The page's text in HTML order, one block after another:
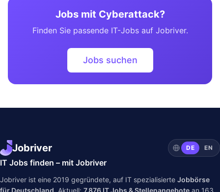
Jobs mit Cyberattack?
Finden Sie passende IT-Jobs auf Jobriver.
Jobs suchen
Jobriver DE EN
IT Jobs finden – mit Jobriver
Jobriver ist eine 2019 gegründete, auf IT spezialisierte Jobbörse
für Deutschland. Aktuell: 7.876 IT Jobs & Stellenangebote an 163